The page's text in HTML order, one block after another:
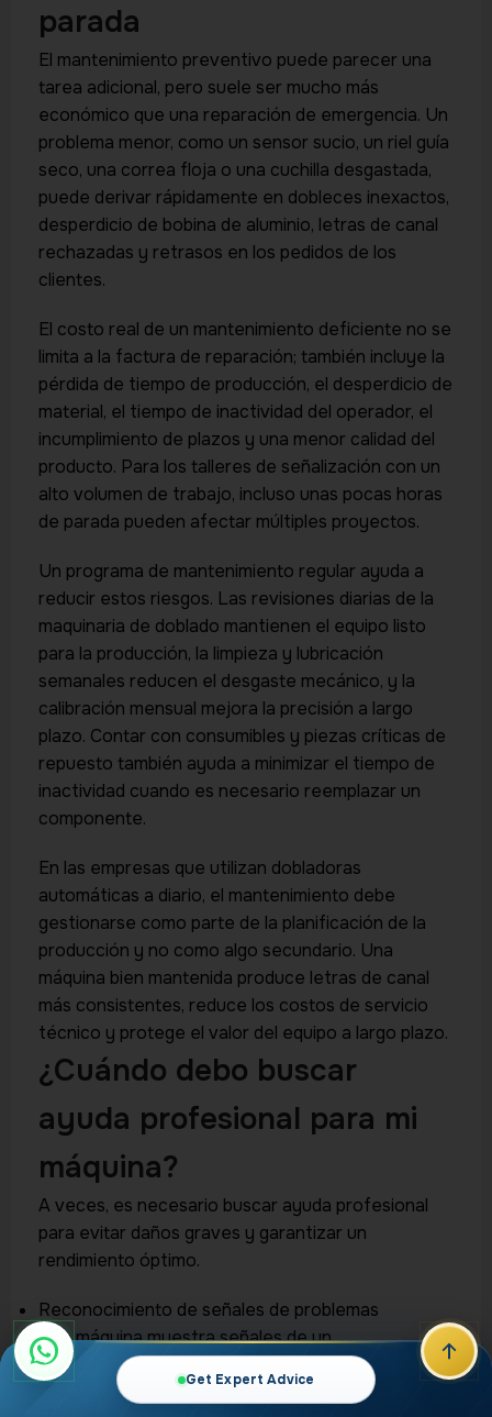
parada
El mantenimiento preventivo puede parecer una
tarea adicional, pero suele ser mucho más
económico que una reparación de emergencia. Un
problema menor, como un sensor sucio, un riel guía
seco, una correa floja o una cuchilla desgastada,
puede derivar rápidamente en dobleces inexactos,
desperdicio de bobina de aluminio, letras de canal
rechazadas y retrasos en los pedidos de los
clientes.
El costo real de un mantenimiento deficiente no se
limita a la factura de reparación; también incluye la
pérdida de tiempo de producción, el desperdicio de
material, el tiempo de inactividad del operador, el
incumplimiento de plazos y una menor calidad del
producto. Para los talleres de señalización con un
alto volumen de trabajo, incluso unas pocas horas
de parada pueden afectar múltiples proyectos.
Un programa de mantenimiento regular ayuda a
reducir estos riesgos. Las revisiones diarias de la
maquinaria de doblado mantienen el equipo listo
para la producción, la limpieza y lubricación
semanales reducen el desgaste mecánico, y la
calibración mensual mejora la precisión a largo
plazo. Contar con consumibles y piezas críticas de
repuesto también ayuda a minimizar el tiempo de
inactividad cuando es necesario reemplazar un
componente.
En las empresas que utilizan dobladoras
automáticas a diario, el mantenimiento debe
gestionarse como parte de la planificación de la
producción y no como algo secundario. Una
máquina bien mantenida produce letras de canal
más consistentes, reduce los costos de servicio
técnico y protege el valor del equipo a largo plazo.
¿Cuándo debo buscar
ayuda profesional para mi
máquina?
A veces, es necesario buscar ayuda profesional
para evitar daños graves y garantizar un
rendimiento óptimo.
Reconocimiento de señales de problemas
Si la máquina muestra señales de un
comportamiento irregular —como atascos
frecuentes, ruidos extraños o un rendimiento
Get Expert Advice